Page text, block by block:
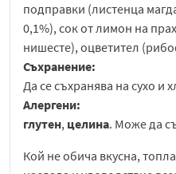
подправки (листенца
0,1%), сок от лимон на
нишесте), оцветител
Съхранение:
Да се съхранява на сухо и
Алергени:
глутен, целина. Може да
Кой не обича вкусна,